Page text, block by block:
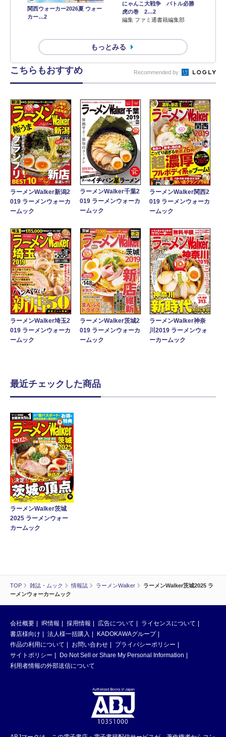
TOP 雑誌・ムック 情報誌 ラーメンWalker
ラーメンWalker茨城2025 ラ
ーメンウォーカームック
関西ウォーカー2026夏 ウォー
カー…2
にゃんこ大戦争 バトル必勝
虎の巻 2…2
編集 ファミ通書籍編集部
もっとみる
こちらもおすすめ Recommended by
ラーメンWalker新潟2
019 ラーメンウォーカ
ームック
ラーメンWalker千葉2
019 ラーメンウォーカ
ームック
ラーメンWalker関西2
019 ラーメンウォーカ
ームック
ラーメンWalker埼玉2
019 ラーメンウォーカ
ームック
ラーメンWalker茨城2
019 ラーメンウォーカ
ームック
ラーメンWalker神奈
川2019 ラーメンウォ
ーカームック
最近チェックした商品
ラーメンWalker茨城
2025 ラーメンウォー
カームック
会社概要 IR情報 採用情報 広告について
ライセンスについて
書店様向け
法人様一括購入
KADOKAWAグループ
作品の利用について
お問い合わせ
プライバシーポリシー
サイトポリシー
Do Not Sell or Share My Personal Information
利用者情報の外部送信について